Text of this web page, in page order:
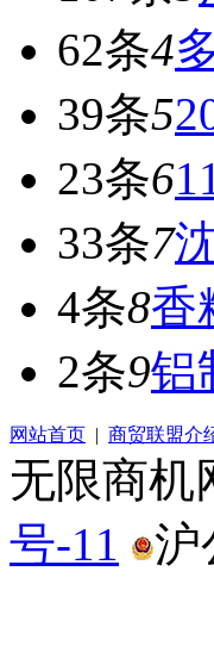
62条4
39条5
23条6
33条7
4条8香
2条9铝
网站首页 | 商贸联盟介
无限商机
号-11
沪